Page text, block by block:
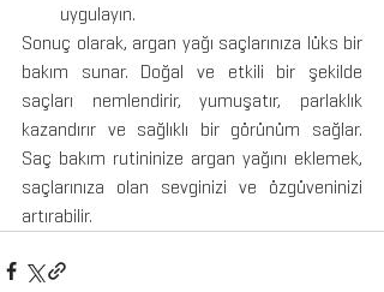
uygulayın.
Sonuç olarak, argan yağı saçlarınıza lüks bir
bakım sunar. Doğal ve etkili bir şekilde
saçları nemlendirir, yumuşatır, parlaklık
kazandırır ve sağlıklı bir görünüm sağlar.
Saç bakım rutininize argan yağını eklemek,
saçlarınıza olan sevginizi ve özgüveninizi
artırabilir.